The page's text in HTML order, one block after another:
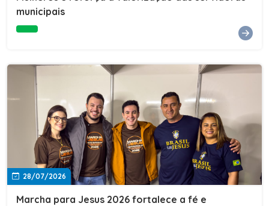
Cultura, Esporte e Lazer, Paulo Thomas, prestigiou os
compromisso da nossa gestão com a inclusão,
oferecendo a jovens e adultos a oportunidade de
concluir seus estudos e construir um futuro melhor.
Cada certificado entregue simboliza esforço,
determinação e a certeza de que investir em educação
é investir no desenvolvimento de Sete Barras."A
Prefeitura de Sete Barras também agradeceu ao SESI,
parceiro fundamental na retomada e ampliação da
Educação de Jovens e Adultos, aos professores, à
equipe da Secretaria Municipal de Educação e a todos
os profissionais que contribuíram para que esse
importante projeto voltasse a transformar a vida de
municipais
28/07/2026
Marcha para Jesus 2026 fortalece a fé e